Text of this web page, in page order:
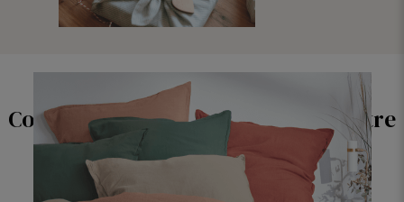
Complétez votre collection avec notre
incontournable parure en lin...